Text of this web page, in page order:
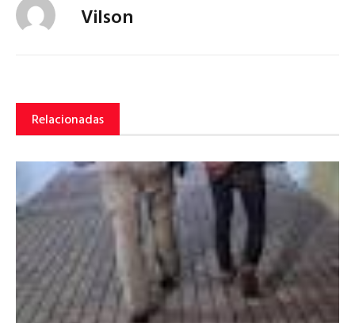
Vilson
Relacionadas